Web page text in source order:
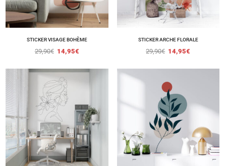
STICKER VISAGE BOHÈME
29,90€ 14,95€
STICKER ARCHE FLORALE
29,90€ 14,95€